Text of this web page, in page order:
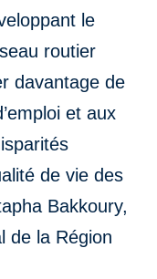
le
routier
davantage de
et aux
de vie des
Bakkoury,
de la Région